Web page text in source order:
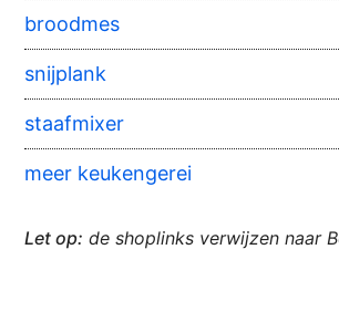
broodmes
snijplank
staafmixer
meer keukengerei
Let op: de shoplinks verwijzen naar